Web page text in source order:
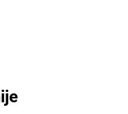
imalo muke